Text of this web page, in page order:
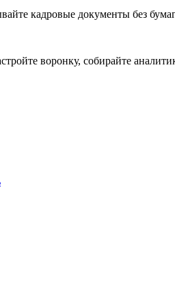
кадровые документы без
воронку, собирайте